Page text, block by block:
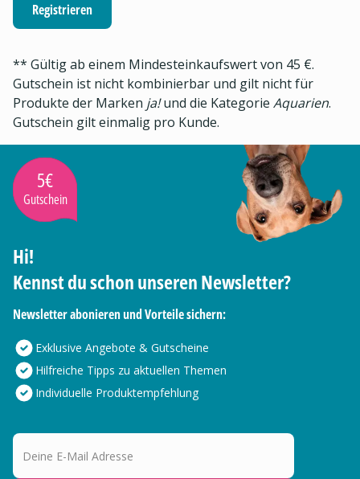
Registrieren
** Gültig ab einem Mindesteinkaufswert von 45 €.
Gutschein ist nicht kombinierbar und gilt nicht für
Produkte der Marken ja!und die Kategorie Aquarien.
Gutschein gilt einmalig pro Kunde.
5€
Gutschein
Hi!
Kennst du schon unseren Newsletter?
Newsletter abonieren und Vorteile sichern:
Exklusive Angebote & Gutscheine
Hilfreiche Tipps zu aktuellen Themen
Individuelle Produktempfehlung
Deine E-Mail Adresse